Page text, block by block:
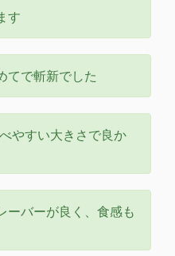
す
てで斬新でした
やすい大きさで良か
ーバーが良く、食感も